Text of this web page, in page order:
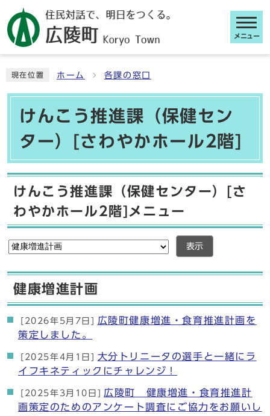
メニュー
現在位置 ホーム 各課の窓口
けんこう推進課（保健セン
ター）[さわやかホール2階]
けんこう推進課（保健センター）[さ
わやかホール2階]メニュー
表示
健康増進計画
[2026年5月7日]
広陵町健康増進・食育推進計画を
策定しました。
[2025年4月1日]
大分トリニータの選手と一緒にラ
イフキネティックにチャレンジ！
[2025年3月10日]
広陵町 健康増進・食育推進計
画策定のためのアンケート調査にご協力をお願いし